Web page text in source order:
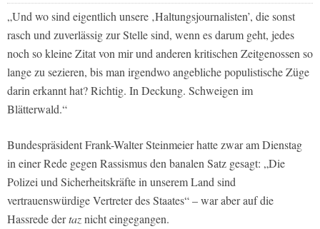
„Und wo sind eigentlich unsere ‚Haltungsjournalisten’, die sonst
rasch und zuverlässig zur Stelle sind, wenn es darum geht, jedes
noch so kleine Zitat von mir und anderen kritischen Zeitgenossen so
lange zu sezieren, bis man irgendwo angebliche populistische Züge
darin erkannt hat? Richtig. In Deckung. Schweigen im
Blätterwald.“
Bundespräsident Frank-Walter Steinmeier hatte zwar am Dienstag
in einer Rede gegen Rassismus den banalen Satz gesagt: „Die
Polizei und Sicherheitskräfte in unserem Land sind
vertrauenswürdige Vertreter des Staates“ – war aber auf die
Hassrede dertaznicht eingegangen.